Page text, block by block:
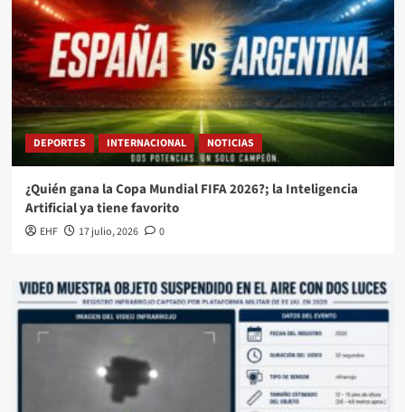
DEPORTES INTERNACIONAL NOTICIAS
¿Quién gana la Copa Mundial FIFA 2026?; la Inteligencia
Artificial ya tiene favorito
EHF 17 julio, 2026 0